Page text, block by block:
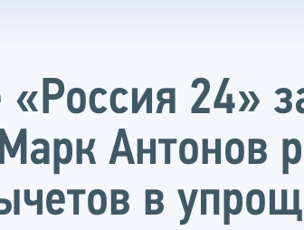
24»
Антонов
в